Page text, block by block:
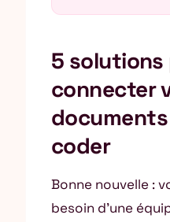
5 solutions
connecter
coder
Bonne nouvelle :
besoin d’une